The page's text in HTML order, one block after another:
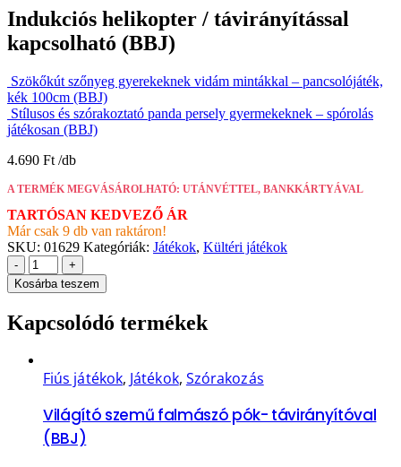
Indukciós helikopter / távirányítással
kapcsolható (BBJ)
Szökőkút szőnyeg gyerekeknek vidám mintákkal – pancsolójáték,
kék 100cm (BBJ)
Stílusos és szórakoztató panda persely gyermekeknek – spórolás
játékosan (BBJ)
4.690 Ft
A TERMÉK MEGVÁSÁROLHATÓ: UTÁNVÉTTEL, BANKKÁRTYÁVAL
TARTÓSAN KEDVEZŐ ÁR
Már csak 9 db van raktáron!
SKU: 01629 Kategóriák: Játékok, Kültéri játékok
-
+
Kosárba teszem
Kapcsolódó termékek
Fiús játékok, Játékok, Szórakozás
Világító szemű falmászó pók- távirányítóval
(BBJ)